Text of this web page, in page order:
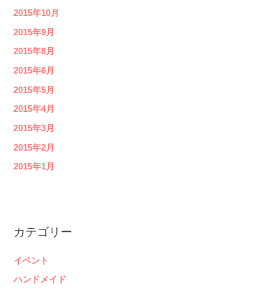
2015年10月
2015年9月
2015年8月
2015年6月
2015年5月
2015年4月
2015年3月
2015年2月
2015年1月
カテゴリー
イベント
ハンドメイド